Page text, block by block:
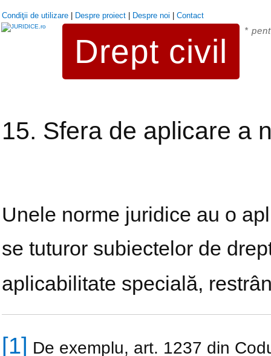
Condiţii de utilizare| Despre proiect| Despre noi Contact
Drept civil
*
15. Sfera de aplicare a
Unele norme juridice au o
se tuturor subiectelor de
aplicabilitate specială,
[1] De exemplu, art. 1237 din